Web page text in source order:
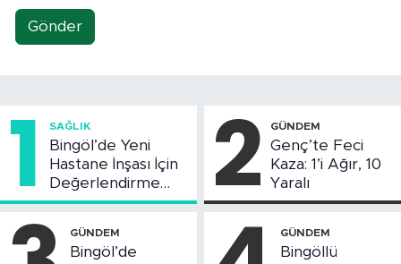
Gönder
1 SAĞLIK
Bingöl’de Yeni
Hastane İnşası İçin
Değerlendirme
Toplantısı Yapıldı
2 GÜNDEM
Genç’te Feci
Kaza: 1’i Ağır, 10
Yaralı
GÜNDEM
Bingöl’de
GÜNDEM
Bingöllü